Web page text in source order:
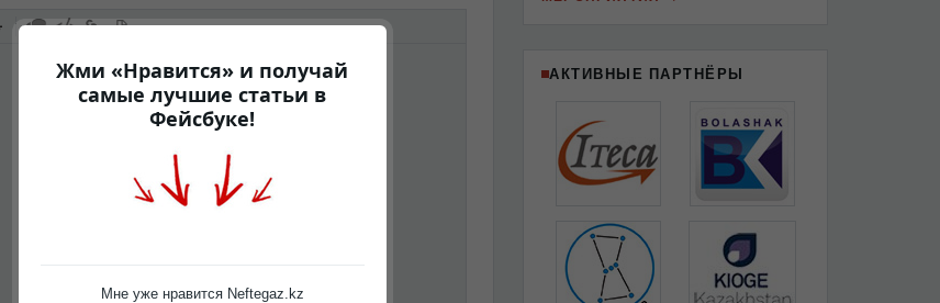
АКТИВНЫЕ ПАРТНЁРЫ
Жми «Нравится» и получай
самые лучшие статьи в
Фейсбуке!
Мне уже нравится Neftegaz.kz